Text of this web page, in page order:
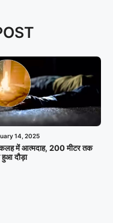
14, 2025
में आत्मदाह, 200 मीटर तक
दौड़ा